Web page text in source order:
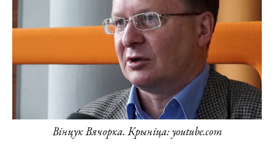
Вінцук Вячорка. Крыніца: youtube.com